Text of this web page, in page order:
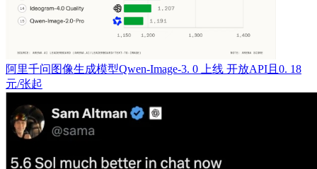
阿里千问图像生成模型Qwen-Image-3. 0 上线 开放API且0. 18
元/张起